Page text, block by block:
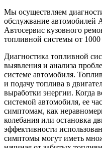
Мы осуществляем
обслужвание автомобилей
Автосервис кузовного
топливной системы от 1000
Диагностика топливной
выявления и анализа
системе автомобиля.
и подачу топлива в
выработки энергии. Когда
системой автомобиля, ее
симптомам, как
колебания или остановка
эффективности
симптомы могут иметь